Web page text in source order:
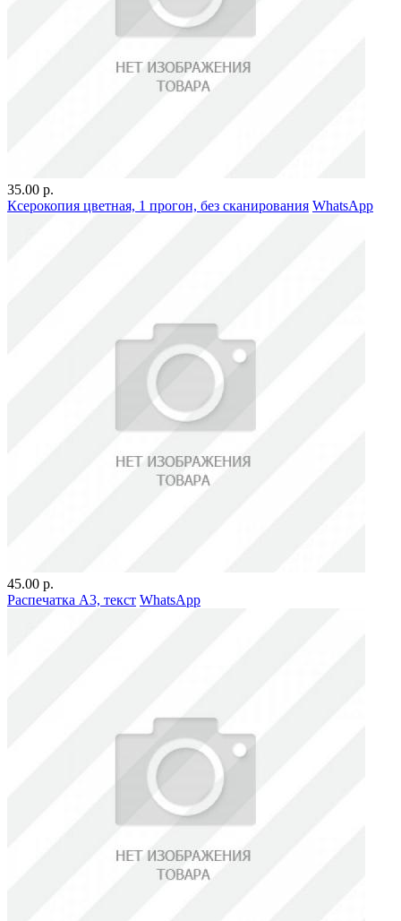
35.00 р.
Ксерокопия цветная, 1 прогон, без сканирования WhatsApp
45.00 р.
Распечатка А3, текст WhatsApp